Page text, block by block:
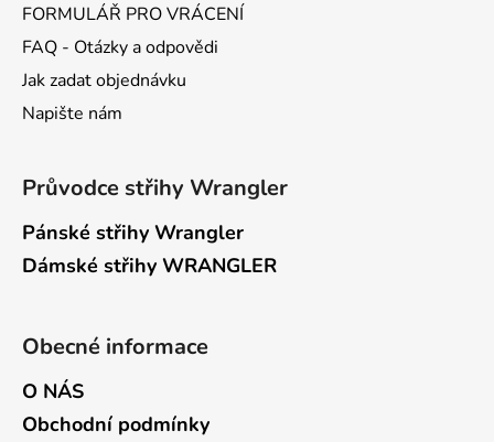
FORMULÁŘ PRO VRÁCENÍ
FAQ - Otázky a odpovědi
Jak zadat objednávku
Napište nám
Průvodce střihy Wrangler
Pánské střihy Wrangler
Dámské střihy WRANGLER
Obecné informace
O NÁS
Obchodní podmínky